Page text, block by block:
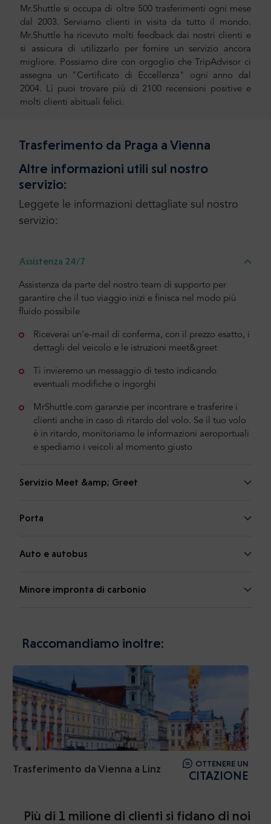
Mr.Shuttle si occupa di oltre 500 trasferimenti ogni mese
dal 2003. Serviamo clienti in visita da tutto il mondo.
Mr.Shuttle ha ricevuto molti feedback dai nostri clienti e
si assicura di utilizzarlo per fornire un servizio ancora
migliore. Possiamo dire con orgoglio che TripAdvisor ci
assegna un "Certificato di Eccellenza" ogni anno dal
2004. Lì puoi trovare più di 2100 recensioni positive e
molti clienti abituali felici.
Trasferimento da Praga a Vienna
Altre informazioni utili sul nostro
servizio:
Leggete le informazioni dettagliate sul nostro
servizio:
Assistenza 24/7
Assistenza da parte del nostro team di supporto per
garantire che il tuo viaggio inizi e finisca nel modo più
fluido possibile
Riceverai un’e-mail di conferma, con il prezzo esatto, i
dettagli del veicolo e le istruzioni meet&greet
Ti invieremo un messaggio di testo indicando
eventuali modifiche o ingorghi
MrShuttle.com garanzie per incontrare e trasferire i
clienti anche in caso di ritardo del volo. Se il tuo volo
è in ritardo, monitoriamo le informazioni aeroportuali
e spediamo i veicoli al momento giusto
Servizio Meet &amp; Greet
Porta
Auto e autobus
Minore impronta di carbonio
Raccomandiamo inoltre:
Trasferimento da Vienna a Linz OTTENERE UN
CITAZIONE
Più di 1 milione di clienti si fidano di noi